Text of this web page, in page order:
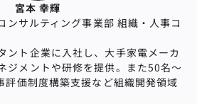
宮本 幸輝
サルティング事業部 組織・⼈事コ
ント企業に入社し、大手家電メーカ
ジメントや研修を提供。また50名〜
価制度構築⽀援など組織開発領域